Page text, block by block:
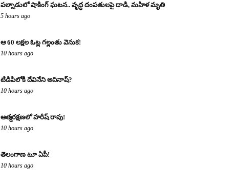
పల్నాడులో షాకింగ్ ఘటన.. వృద్ధ దంపతులపై దాడి, మహిళ మృతి
5 hours ago
ఆ 60 లక్షల ఓట్ల గల్లంతు వెనుక!
10 hours ago
టిడిపిలోకి దేవినేని అవినాష్?
10 hours ago
ఆత్మరక్షణలో హరీష్ రావు!
10 hours ago
తెలంగాణ టూ ఏపీ!
10 hours ago